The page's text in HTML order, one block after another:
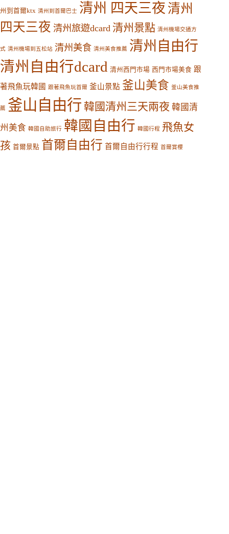
州到首爾ktx 清州到首爾巴士 清州 四天三夜 清州
四天三夜 清州旅遊dcard 清州景點 清州機場交通方
式 清州機場到五松站 清州美食 清州美食推薦 清州自由行
清州自由行dcard 清州西門市場 西門市場美食 跟
著飛魚玩韓國 跟著飛魚玩首爾 釜山景點 釜山美食 釜山美食推
薦 釜山自由行 韓國清州三天兩夜 韓國清
州美食 韓國自助旅行 韓國自由行 韓國行程 飛魚女
孩 首爾景點 首爾自由行 首爾自由行行程 首爾賞櫻